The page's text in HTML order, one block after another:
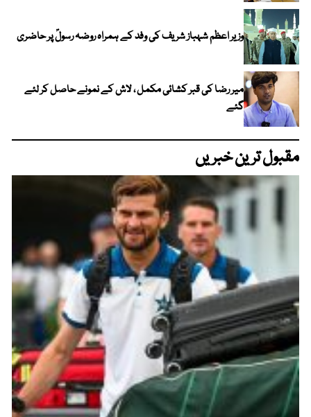
وزیر اعظم شہباز شریف کی وفد کے ہمراہ روضہ رسولؐ پر حاضری
میر رضا کی قبر کشائی مکمل ، لاش کے نمونے حاصل کر لئے
گئے
مقبول ترین خبریں